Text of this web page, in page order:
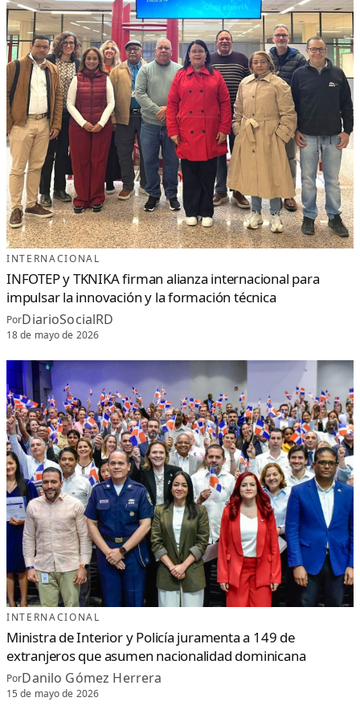
INTERNACIONAL
INFOTEP y TKNIKA firman alianza internacional para
impulsar la innovación y la formación técnica
PorDiarioSocialRD
18 de mayo de 2026
INTERNACIONAL
Ministra de Interior y Policía juramenta a 149 de
extranjeros que asumen nacionalidad dominicana
PorDanilo Gómez Herrera
15 de mayo de 2026